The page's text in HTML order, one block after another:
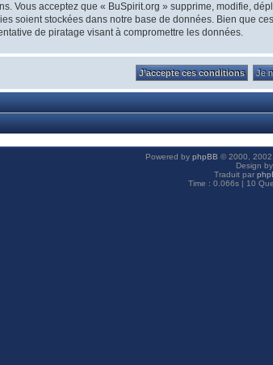
Vous acceptez que « BuSpirit.org » supprime, modifie,
soient stockées dans notre base de données. Bien que
de piratage visant à compromettre les données.
Powered by phpBB © 2000,
Design
Traduit par
Time : 0.066s | 10